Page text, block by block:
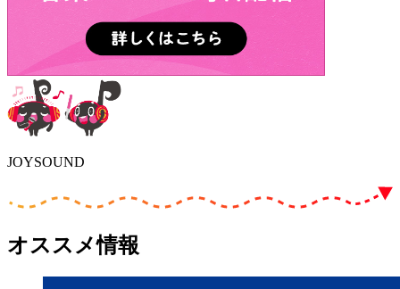
JOYSOUND
オススメ情報